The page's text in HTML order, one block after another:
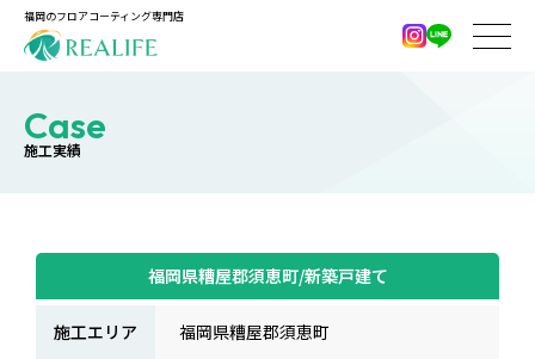
福岡のフロアコーティング専門店
施工実績
Case
福岡県糟屋郡須恵町/新築戸建て
施工エリア 福岡県糟屋郡須恵町